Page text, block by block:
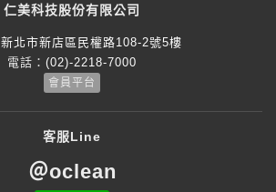
仁美科技股份有限公司
新北市新店區民權路108-2號5樓
電話： (02)-2218-7000
會員平台
客服Line
＠oclean